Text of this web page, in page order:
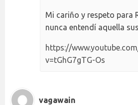
Mi cariño y respeto para
nunca entendí aquella
https://
v=tGhG7gTG-Os
vagawain